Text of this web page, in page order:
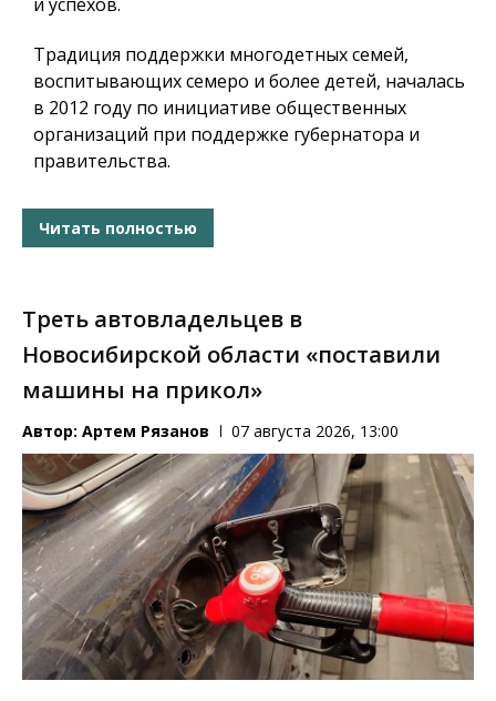
Традиция поддержки многодетных семей,
воспитывающих семеро и более детей, началась
в 2012 году по инициативе общественных
организаций при поддержке губернатора и
правительства.
Читать полностью
Треть автовладельцев в
Новосибирской области «поставили
машины на прикол»
Автор: Артем Рязанов 07 августа 2026, 13:00